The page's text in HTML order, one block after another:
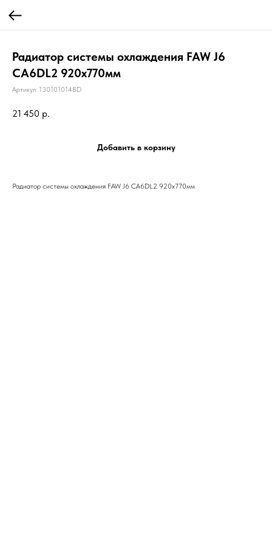
Радиатор системы охлаждения FAW J6
CA6DL2 920х770мм
Артикул: 130101014BD
21 450 р.
Добавить в корзину
Радиатор системы охлаждения FAW J6 CA6DL2 920х770мм